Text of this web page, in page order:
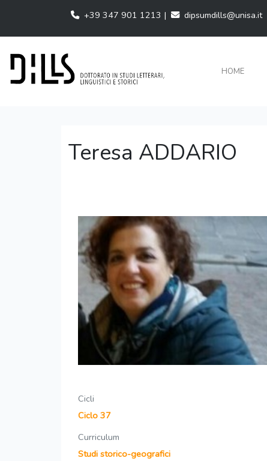
+39 347 901 1213 | dipsumdills@unisa.it
HOME
Teresa ADDARIO
Cicli
Ciclo 37
Curriculum
Studi storico-geografici